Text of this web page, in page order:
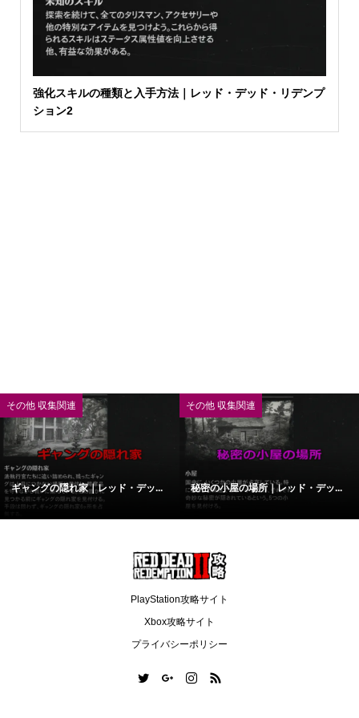
強化スキルの種類と入手方法｜レッド・デッド・リデンプ
ション2
その他 収集関連
ギャングの隠れ家｜レッド・デッ...
その他 収集関連
秘密の小屋の場所｜レッド・デッ...
PlayStation攻略サイト
Xbox攻略サイト
プライバシーポリシー